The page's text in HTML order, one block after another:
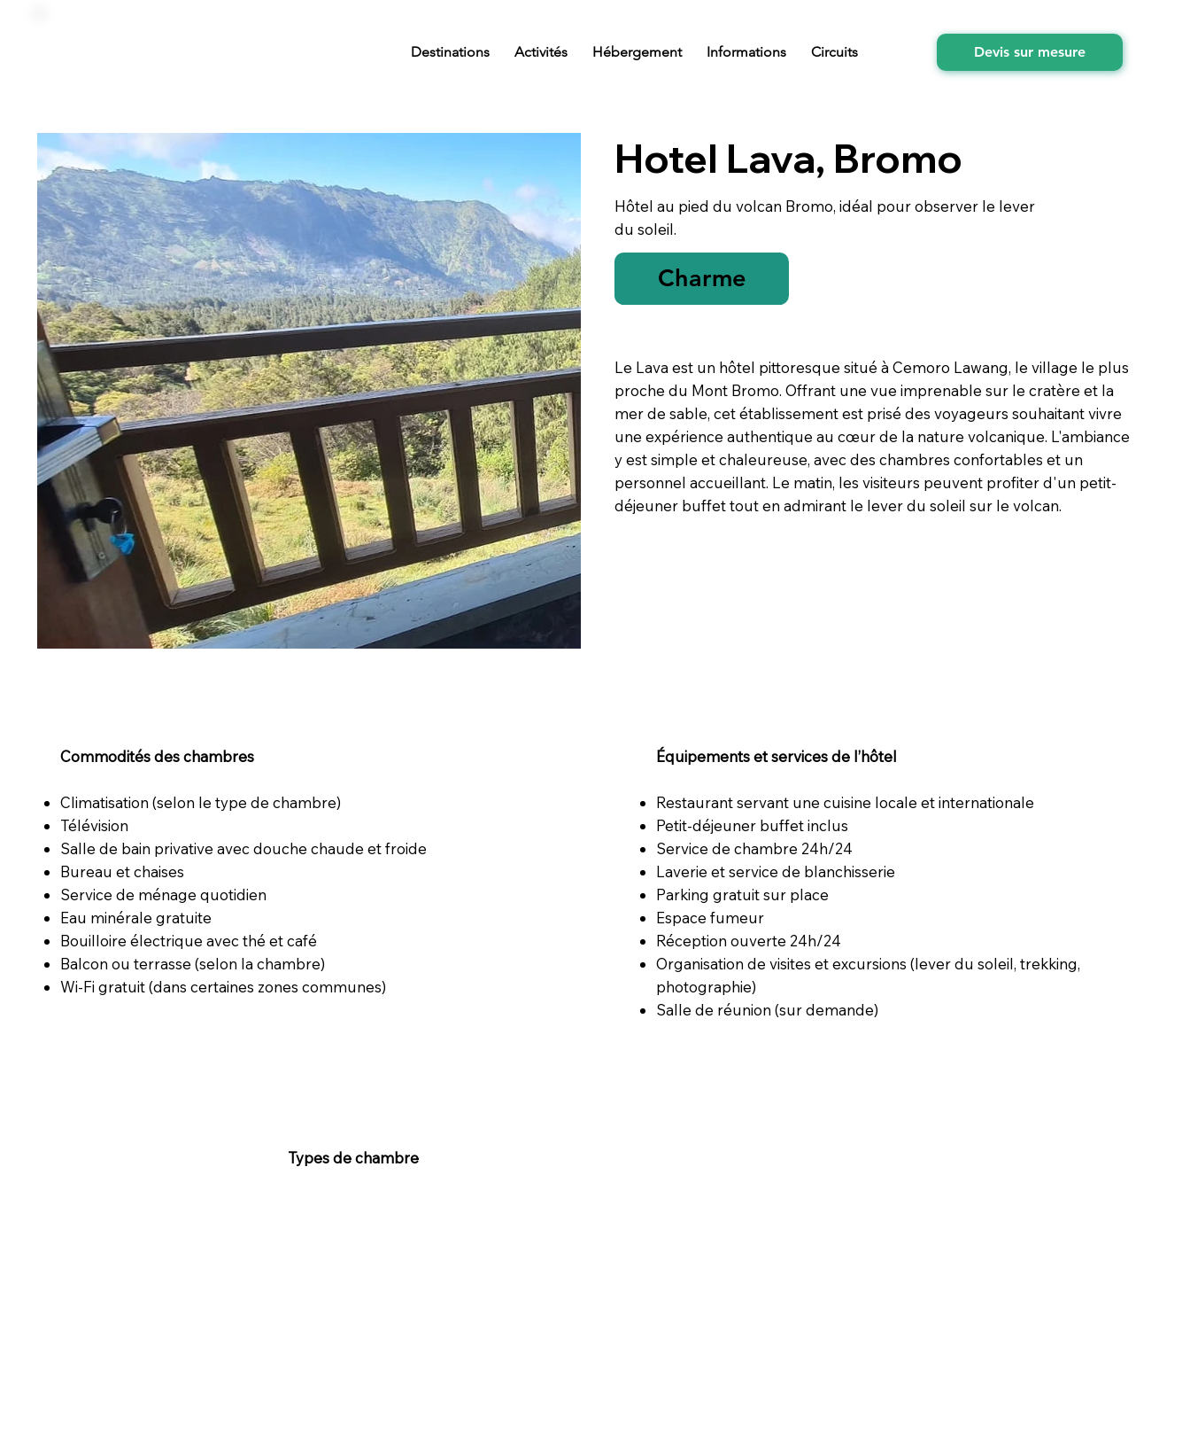
Destinations Activités Hébergement Informations Circuits Devis sur mesure
Hotel Lava, Bromo
Hôtel au pied du volcan Bromo, idéal pour observer le lever
du soleil.
Charme
Le Lava est un hôtel pittoresque situé à Cemoro Lawang, le village le plus
proche du Mont Bromo. Offrant une vue imprenable sur le cratère et la
mer de sable, cet établissement est prisé des voyageurs souhaitant vivre
une expérience authentique au cœur de la nature volcanique. L'ambiance
y est simple et chaleureuse, avec des chambres confortables et un
personnel accueillant. Le matin, les visiteurs peuvent profiter d'un petit-
déjeuner buffet tout en admirant le lever du soleil sur le volcan.
Commodités des chambres
Climatisation (selon le type de chambre)
Télévision
Salle de bain privative avec douche chaude et froide
Bureau et chaises
Service de ménage quotidien
Eau minérale gratuite
Bouilloire électrique avec thé et café
Balcon ou terrasse (selon la chambre)
Wi-Fi gratuit (dans certaines zones communes)
Équipements et services de l’hôtel
Restaurant servant une cuisine locale et internationale
Petit-déjeuner buffet inclus
Service de chambre 24h/24
Laverie et service de blanchisserie
Parking gratuit sur place
Espace fumeur
Réception ouverte 24h/24
Organisation de visites et excursions (lever du soleil, trekking,
photographie)
Salle de réunion (sur demande)
Types de chambre